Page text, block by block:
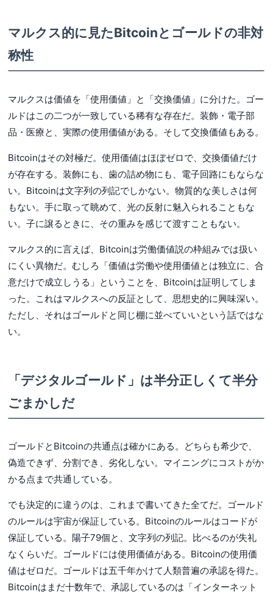
マルクス的に見たBitcoinとゴールドの非対
称性
マルクスは価値を「使用価値」と「交換価値」に分けた。ゴー
ルドはこの二つが一致している稀有な存在だ。装飾・電子部
品・医療と、実際の使用価値がある。そして交換価値もある。
Bitcoinはその対極だ。使用価値はほぼゼロで、交換価値だけ
が存在する。装飾にも、歯の詰め物にも、電子回路にもならな
い。Bitcoinは文字列の列記でしかない。物質的な美しさは何
もない。手に取って眺めて、光の反射に魅入られることもな
い。子に譲るときに、その重みを感じて渡すこともない。
マルクス的に言えば、Bitcoinは労働価値説の枠組みでは扱い
にくい異物だ。むしろ「価値は労働や使用価値とは独立に、合
意だけで成立しうる」ということを、Bitcoinは証明してしま
った。これはマルクスへの反証として、思想史的に興味深い。
ただし、それはゴールドと同じ棚に並べていいという話ではな
い。
「デジタルゴールド」は半分正しくて半分
ごまかしだ
ゴールドとBitcoinの共通点は確かにある。どちらも希少で、
偽造できず、分割でき、劣化しない。マイニングにコストがか
かる点まで共通している。
でも決定的に違うのは、これまで書いてきた全てだ。ゴールド
のルールは宇宙が保証している。Bitcoinのルールはコードが
保証している。陽子79個と、文字列の列記。比べるのが失礼
なくらいだ。ゴールドには使用価値がある。Bitcoinの使用価
値はゼロだ。ゴールドは五千年かけて人類普遍の承認を得た。
Bitcoinはまだ十数年で、承認しているのは「インターネット